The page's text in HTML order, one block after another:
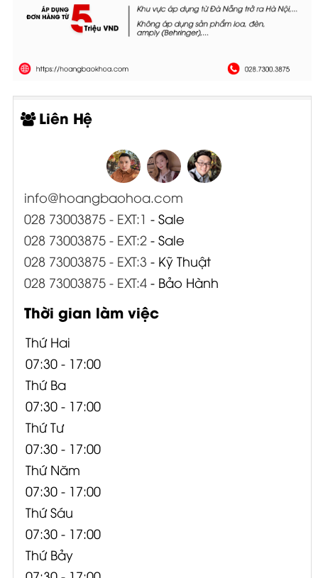
Liên Hệ
info@hoangbaohoa.com
028 73003875 - EXT:1 - Sale
028 73003875 - EXT:2- Sale
028 73003875 - EXT:3 - Kỹ Thuật
028 73003875 - EXT:4- Bảo Hành
Thời gian làm việc
Thứ Hai
07:30 - 17:00
Thứ Ba
07:30 - 17:00
Thứ Tư
07:30 - 17:00
Thứ Năm
07:30 - 17:00
Thứ Sáu
07:30 - 17:00
Thứ Bảy